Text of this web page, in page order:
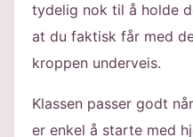
tydelig nok til å holde
at du faktisk får med
kroppen underveis.
Klassen passer godt
er enkel å starte med